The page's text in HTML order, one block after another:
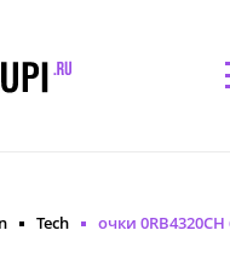
Tech очки 0RB4320CH